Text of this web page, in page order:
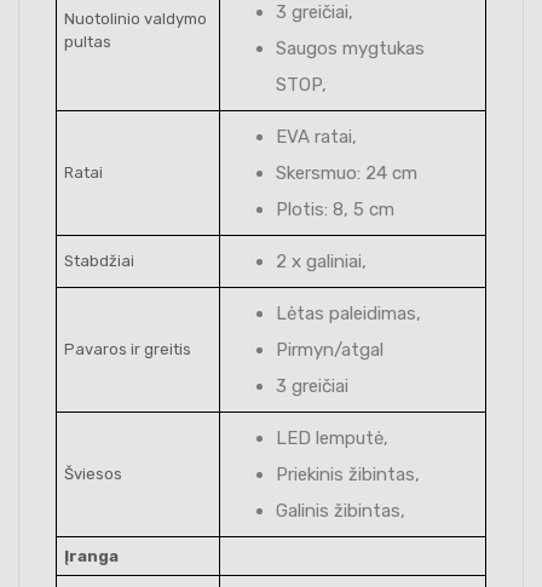
Nuotolinio valdymo
pultas
3 greičiai,
Saugos mygtukas
STOP,
Ratai
EVA ratai,
Skersmuo: 24 cm
Plotis: 8, 5 cm
Stabdžiai 2 x galiniai,
Pavaros ir greitis
Lėtas paleidimas,
Pirmyn/atgal
3 greičiai
Šviesos
LED lemputė,
Priekinis žibintas,
Galinis žibintas,
Įranga